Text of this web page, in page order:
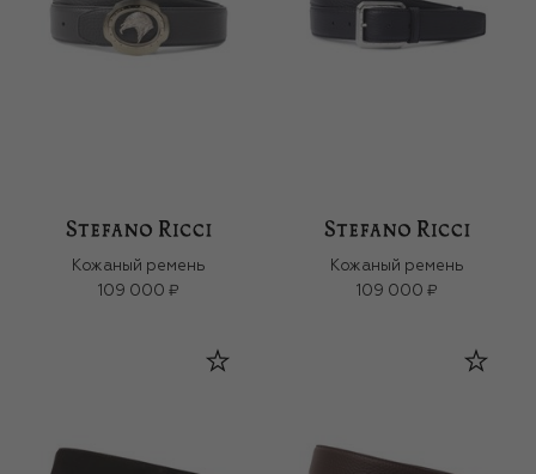
Кожаный ремень
109 000 ₽
Кожаный ремень
109 000 ₽